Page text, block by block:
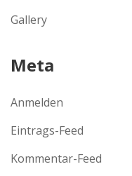
Gallery
Meta
Anmelden
Eintrags-Feed
Kommentar-Feed